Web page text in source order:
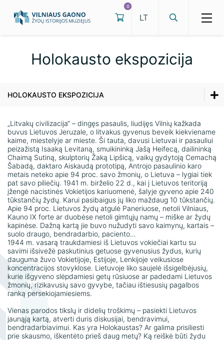
Ekskursijos
Parodos
Renginiai
Kilnojamosios parodos
Virtualios parodos
Darbo laikas
Kainos
Dažniausiai užduodami klausimai
Patalpų nuoma
Kaip mus rasti
Eksponatų arba jų skaitmeninių atvaizdų
naudojimo taisyklės
Konsultacijų ir ekspertizių paslaugos
Samuelio Bako muziejaus nuolatinė
ekspozicija
Lietuvos žydų kultūros ir tapatybės
muziejaus nuolatinė ekspozicija
Holokausto ekspozicija
Išsigelbėjęs žydų vaikas pasakoja apie Šoa
Žako Lipšico muziejaus ekspozicija
0
Holokausto ekspozicija
HOLOKAUSTO EKSPOZICIJA
Samuelio Bako muziejaus nuolatinė ekspozicija
Lietuvos žydų kultūros ir tapatybės muziejaus nuolatinė
ekspozicija
Holokausto ekspozicija
Išsigelbėjęs žydų vaikas pasakoja apie Šoa
Žako Lipšico muziejaus ekspozicija
„Litvakų civilizacija“ – dingęs pasaulis, liudijęs Vilnių kažkada
buvus Lietuvos Jeruzale, o litvakus gyvenus beveik kiekviename
kaime, miestelyje ar mieste. Ši tauta, davusi Lietuvai ir pasauliui
peizažistą Isaaką Levitaną, smuikininką Jašą Heifecą, dailininką
Chaimą Sutiną, skulptorių Žaką Lipšicą, vaikų gydytoją Cemachą
Šabadą, daktaro Aiskaudą prototipą, Antrojo pasaulinio karo
metais neteko apie 94 proc. savo žmonių, o Lietuva – lygiai tiek
pat savo piliečių. 1941 m. birželio 22 d., kai į Lietuvos teritoriją
įžengė nacistinės Vokietijos kariuomenė, šalyje gyveno apie 240
tūkstančių žydų. Karui pasibaigus jų liko maždaug 10 tūkstančių.
Apie 94 proc. Lietuvos žydų atgulė Paneriuose, netoli Vilniaus,
Kauno IX forte ar duobėse netoli gimtųjų namų – miške ar žydų
kapinėse. Dažną kartą jie buvo nužudyti savo kaimynų, kartais –
suolo draugo, bendradarbio, paciento…
1944 m. vasarą traukdamiesi iš Lietuvos vokiečiai kartu su
savimi išsivežė paskutinius getuose gyvenusius žydus, kurių
dauguma žuvo Vokietijoje, Estijoje, Lenkijoje veikusiose
koncentracijos stovyklose. Lietuvoje liko saujelė išsigelbėjusių,
kurie išgyveno slėpdamiesi getų rūsiuose ar padedami Lietuvos
žmonių, rizikavusių savo gyvybe, tačiau ištiesusių pagalbos
ranką persekiojamiesiems.
Vienas parodos tikslų ir didelių troškimų – pasiekti Lietuvos
jaunąją kartą, atverti duris diskusijai, bendravimui,
bendradarbiavimui. Kas yra Holokaustas? Ar galima prisiliesti
prie skausmo, iškentėto prieš daug metų? Ką reiškė būti žydu